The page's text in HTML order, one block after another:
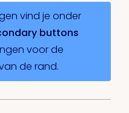
vind je onder
buttons
voor de
de rand.